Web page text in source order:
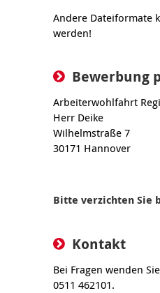
Andere Dateiformate
werden!
Bewerbung
Arbeiterwohlfahrt
Herr Deike
Wilhelmstraße 7
30171 Hannover
Bitte verzichten Sie
Kontakt
Bei Fragen wenden
0511 462101.